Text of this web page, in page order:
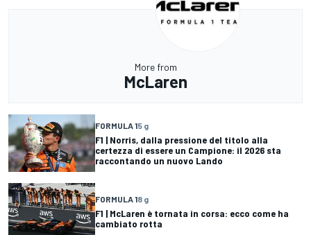
More from
McLaren
FORMULA 15 g
F1 | Norris, dalla pressione del titolo alla
certezza di essere un Campione: il 2026 sta
raccontando un nuovo Lando
FORMULA 18 g
F1 | McLaren è tornata in corsa: ecco come ha
cambiato rotta